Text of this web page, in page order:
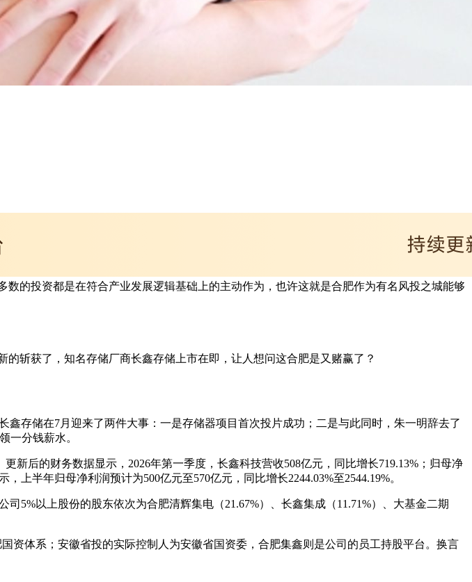
的投资都是在符合产业发展逻辑基础上的主动作为，也许这就是合肥作为有名风投之城能够
斩获了，知名存储厂商长鑫存储上市在即，让人想问这合肥是又赌赢了？
存储在7月迎来了两件大事：一是存储器项目首次投片成功；二是与此同时，朱一明辞去了
一分钱薪水。
新后的财务数据显示，2026年第一季度，长鑫科技营收508亿元，同比增长719.13%；归母净
上半年归母净利润预计为500亿元至570亿元，同比增长2244.03%至2544.19%。
5%以上股份的股东依次为合肥清辉集电（21.67%）、长鑫集成（11.71%）、大基金二期
资体系；安徽省投的实际控制人为安徽省国资委，合肥集鑫则是公司的员工持股平台。换言